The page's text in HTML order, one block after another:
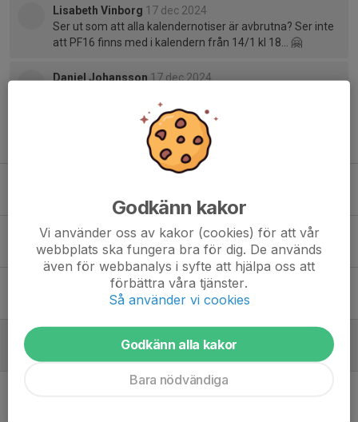
Lisabeth Vinborg 17 dec 2024
Ser ut som att alla kalendernotiser är avbrutna? Ser inte
att PF16 finns med i kalendern från 14/1 kl 18… 🤗
Daniel Johansson17 dec 2024
4 apr, 13:58 0
Bemanningsschema 25/26
14 okt 2025 0
Slutet på säsongen
11 mar 2025 0
Juluppehåll + Cupspel?
Kiosk och Sekretariat 2024/2025
Godkänn kakor
Vi använder oss av kakor (cookies) för att vår
webbplats ska fungera bra för dig. De används
även för webbanalys i syfte att hjälpa oss att
förbättra våra tjänster.
Så använder vi cookies
Godkänn alla kakor
Bara nödvändiga